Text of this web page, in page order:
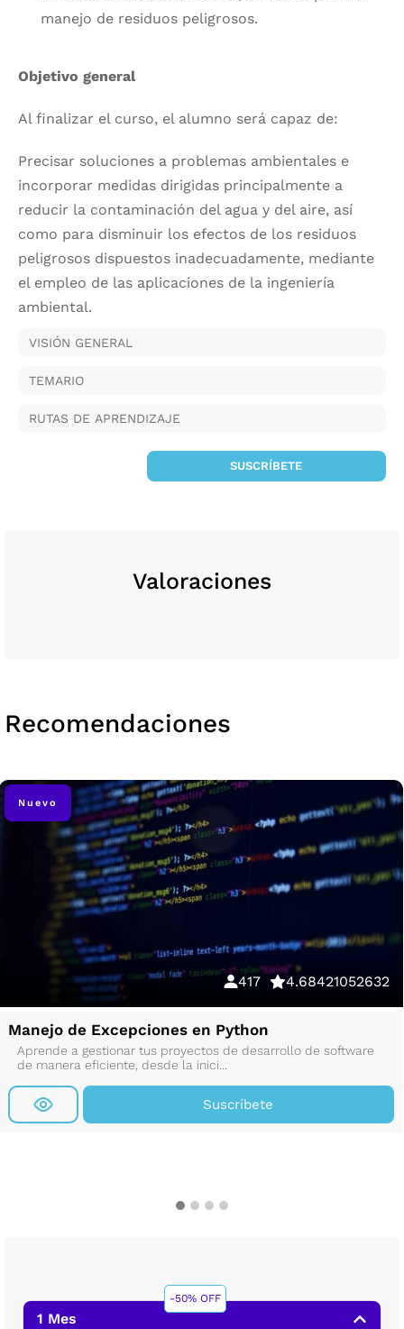
manejo de residuos peligrosos.
Objetivo general
Al finalizar el curso, el alumno será capaz de:
Precisar soluciones a problemas ambientales e
incorporar medidas dirigidas principalmente a
reducir la contaminación del agua y del aire, así
como para disminuir los efectos de los residuos
peligrosos dispuestos inadecuadamente, mediante
el empleo de las aplicaciones de la ingeniería
ambiental.
VISIÓN GENERAL
TEMARIO
RUTAS DE APRENDIZAJE
SUSCRÍBETE
Valoraciones
Recomendaciones
Nuevo
417 4.68421052632
Manejo de Excepciones en Python
Aprende a gestionar tus proyectos de desarrollo de software
de manera eficiente, desde la inici...
Suscríbete
-50% OFF
1 Mes